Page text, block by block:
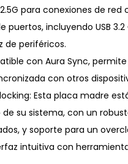
para conexiones de red
puertos, incluyendo USB
de periféricos.
con Aura Sync,
con otros
Esta placa madre
su sistema, con un
y soporte para un
intuitiva con